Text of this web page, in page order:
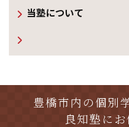
当塾について
豊橋市内の個別
良知塾にお